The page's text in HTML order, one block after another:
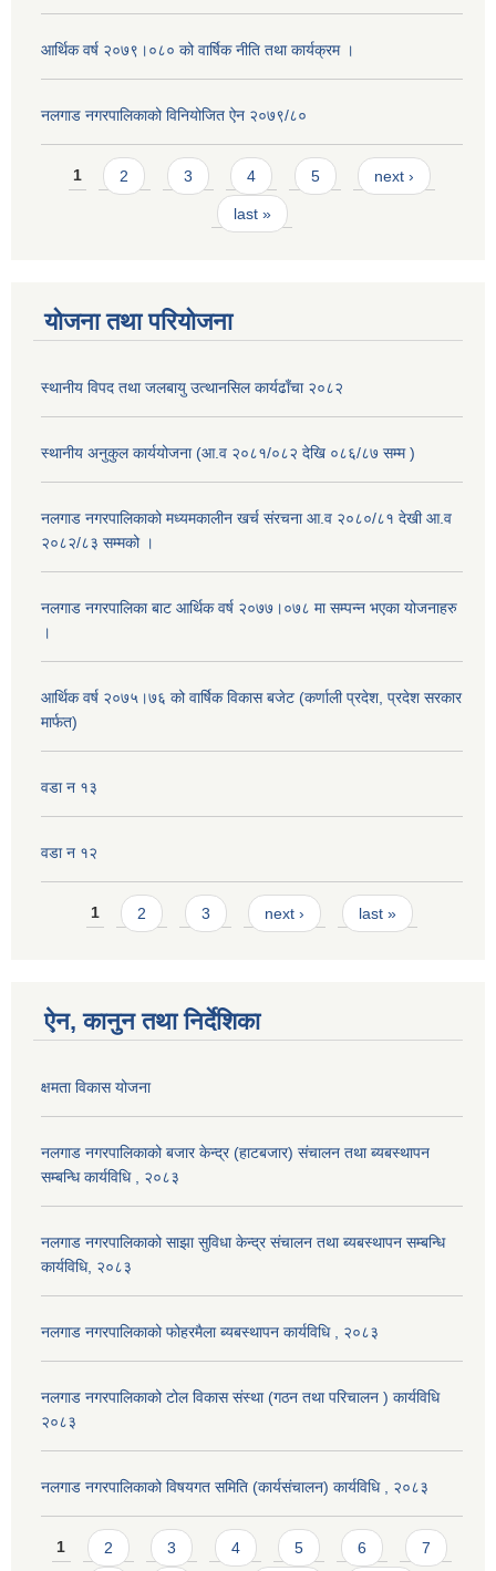
आर्थिक वर्ष २०७९।०८० को वार्षिक नीति तथा कार्यक्रम ।
नलगाड नगरपालिकाको विनियोजित ऐन २०७९/८०
Pages
1 2 3 4 5 next ›
last »
योजना तथा परियोजना
स्थानीय विपद तथा जलबायु उत्थानसिल कार्यढाँचा २०८२
स्थानीय अनुकुल कार्ययोजना (आ.व २०८१/०८२ देखि ०८६/८७ सम्म )
नलगाड नगरपालिकाको मध्यमकालीन खर्च संरचना आ.व २०८०/८१ देखी आ.व
२०८२/८३ सम्मको ।
नलगाड नगरपालिका बाट आर्थिक वर्ष २०७७।०७८ मा सम्पन्न भएका योजनाहरु
।
आर्थिक वर्ष २०७५।७६ को वार्षिक विकास बजेट (कर्णाली प्रदेश, प्रदेश सरकार
मार्फत)
वडा न १३
वडा न १२
Pages
1 2 3 next › last »
ऐन, कानुन तथा निर्देशिका
क्षमता विकास योजना
नलगाड नगरपालिकाको बजार केन्द्र (हाटबजार) संचालन तथा ब्यबस्थापन
सम्बन्धि कार्यविधि , २०८३
नलगाड नगरपालिकाको साझा सुविधा केन्द्र संचालन तथा ब्यबस्थापन सम्बन्धि
कार्यविधि, २०८३
नलगाड नगरपालिकाको फोहरमैला ब्यबस्थापन कार्यविधि , २०८३
नलगाड नगरपालिकाको टोल विकास संस्था (गठन तथा परिचालन ) कार्यविधि
२०८३
नलगाड नगरपालिकाको विषयगत समिति (कार्यसंचालन) कार्यविधि , २०८३
Pages
1 2 3 4 5 6 7